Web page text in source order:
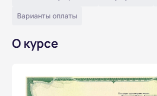
Варианты оплаты
О курсе